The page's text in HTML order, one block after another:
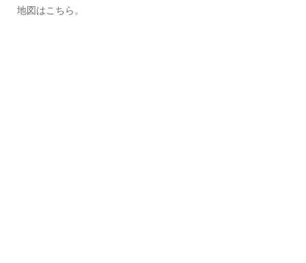
地図はこちら。